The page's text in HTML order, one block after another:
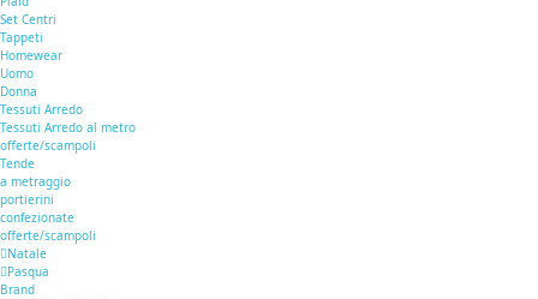
Set Centri
Tappeti
Homewear
Uomo
Donna
Tessuti Arredo
Tessuti Arredo al metro
offerte/scampoli
Tende
a metraggio
portierini
confezionate
offerte/scampoli
Natale
Pasqua
Brand